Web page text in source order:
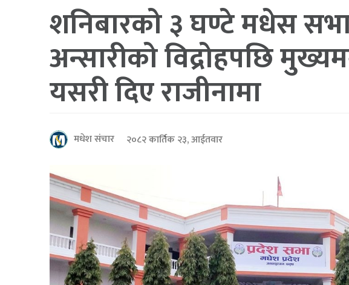
शनिबारको ३ घण्टे मधेस
अन्सारीको विद्रोहपछि
यसरी दिए राजीनामा
मधेश संचार २०८२ कार्तिक २३, आईतवार